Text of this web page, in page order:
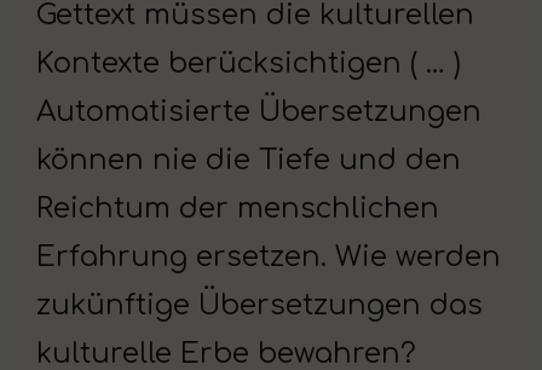
Gettext müssen die kulturellen
Kontexte berücksichtigen ( … )
Automatisierte Übersetzungen
können nie die Tiefe und den
Reichtum der menschlichen
Erfahrung ersetzen. Wie werden
zukünftige Übersetzungen das
kulturelle Erbe bewahren?